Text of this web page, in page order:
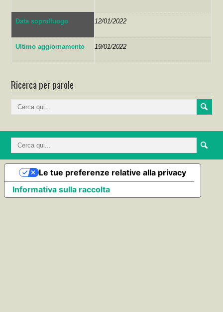
Data sopralluogo 12/01/2022
Ultimo aggiornamento 19/01/2022
Ricerca per parole
Informativa sulla raccolta
Le tue preferenze relative alla privacy